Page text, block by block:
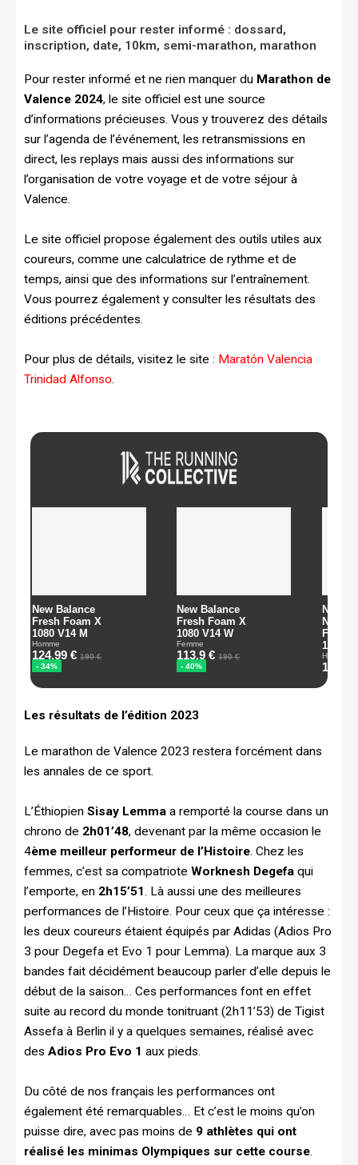
Le site officiel pour rester informé : dossard,
inscription, date, 10km, semi-marathon, marathon
Pour rester informé et ne rien manquer du Marathon de
Valence 2024, le site officiel est une source
d’informations précieuses. Vous y trouverez des détails
sur l’agenda de l’événement, les retransmissions en
direct, les replays mais aussi des informations sur
l’organisation de votre voyage et de votre séjour à
Valence.
Le site officiel propose également des outils utiles aux
coureurs, comme une calculatrice de rythme et de
temps, ainsi que des informations sur l’entraînement.
Vous pourrez également y consulter les résultats des
éditions précédentes.
Pour plus de détails, visitez le site : Maratón Valencia
Trinidad Alfonso.
Les résultats de l’édition 2023
Le marathon de Valence 2023 restera forcément dans
les annales de ce sport.
L’Éthiopien Sisay Lemma a remporté la course dans un
chrono de 2h01’48, devenant par la même occasion le
4ème meilleur performeur de l’Histoire. Chez les
femmes, c’est sa compatriote Worknesh Degefa qui
l’emporte, en 2h15’51. Là aussi une des meilleures
performances de l’Histoire. Pour ceux que ça intéresse :
les deux coureurs étaient équipés par Adidas (Adios Pro
3 pour Degefa et Evo 1 pour Lemma). La marque aux 3
bandes fait décidément beaucoup parler d’elle depuis le
début de la saison… Ces performances font en effet
suite au record du monde tonitruant (2h11’53) de Tigist
Assefa à Berlin il y a quelques semaines, réalisé avec
des Adios Pro Evo 1 aux pieds.
Du côté de nos français les performances ont
également été remarquables… Et c’est le moins qu’on
puisse dire, avec pas moins de 9 athlètes qui ont
réalisé les minimas Olympiques sur cette course.